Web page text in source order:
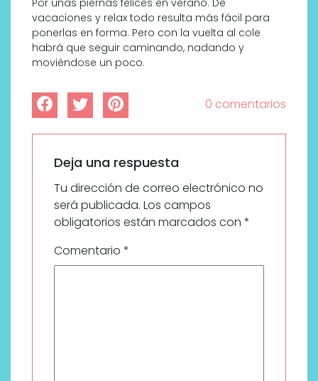
vacaciones y relax todo resulta más fácil para
ponerlas en forma. Pero con la vuelta al cole
habrá que seguir caminando, nadando y
moviéndose un poco.
0 comentarios
Deja una respuesta
Tu dirección de correo electrónico no
será publicada. Los campos
obligatorios están marcados con *
Comentario *